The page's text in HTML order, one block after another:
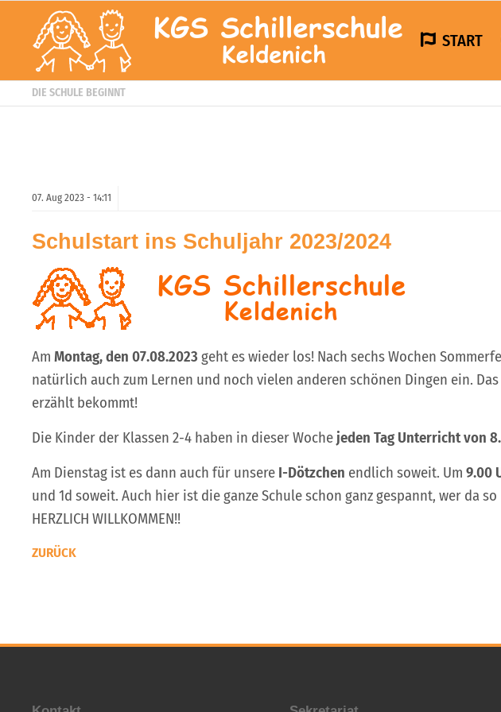
START
DIE SCHULE BEGINNT
07. Aug 2023 - 14:11
Schulstart ins Schuljahr 2023/2024
Am Montag, den 07.08.2023 geht es wieder los! Nach sechs Wochen
natürlich auch zum Lernen und noch vielen anderen schönen Dingen ein.
erzählt bekommt!
Die Kinder der Klassen 2-4 haben in dieser Woche jeden Tag Unterricht von
Am Dienstag ist es dann auch für unsere I-Dötzchen endlich soweit. Um 9.00
und 1d soweit. Auch hier ist die ganze Schule schon ganz gespannt, wer
HERZLICH WILLKOMMEN!!
ZURÜCK